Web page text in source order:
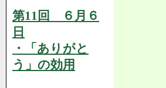
第11回 ６月６
日
・「ありがと
う」の効用